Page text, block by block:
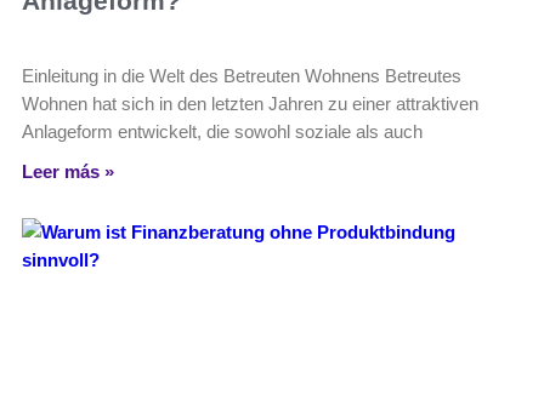
Einleitung in die Welt des Betreuten Wohnens Betreutes
Wohnen hat sich in den letzten Jahren zu einer attraktiven
Anlageform entwickelt, die sowohl soziale als auch
Leer más »